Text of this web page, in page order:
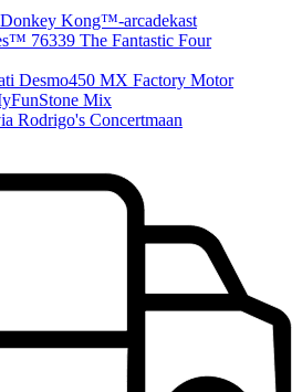
Kong™-arcadekast
76339 The Fantastic Four
Desmo450 MX Factory Motor
Mix
Rodrigo's Concertmaan